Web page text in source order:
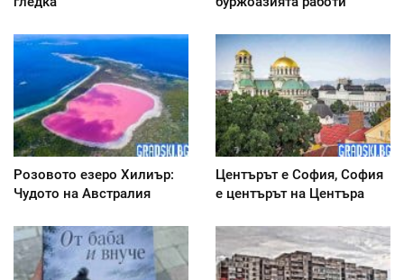
Розовото езеро Хилиър:
Чудото на Австралия
Центърът е София, София
е центърът на Центъра